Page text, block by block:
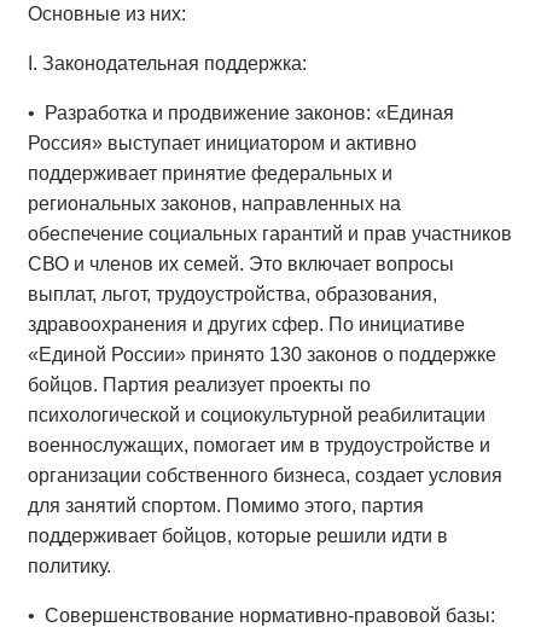
Основные из них:
I. Законодательная поддержка:
• Разработка и продвижение законов: «Единая
Россия» выступает инициатором и активно
поддерживает принятие федеральных и
региональных законов, направленных на
обеспечение социальных гарантий и прав участников
СВО и членов их семей. Это включает вопросы
выплат, льгот, трудоустройства, образования,
здравоохранения и других сфер. По инициативе
«Единой России» принято 130 законов о поддержке
бойцов. Партия реализует проекты по
психологической и социокультурной реабилитации
военнослужащих, помогает им в трудоустройстве и
организации собственного бизнеса, создает условия
для занятий спортом. Помимо этого, партия
поддерживает бойцов, которые решили идти в
политику.
• Совершенствование нормативно-правовой базы: